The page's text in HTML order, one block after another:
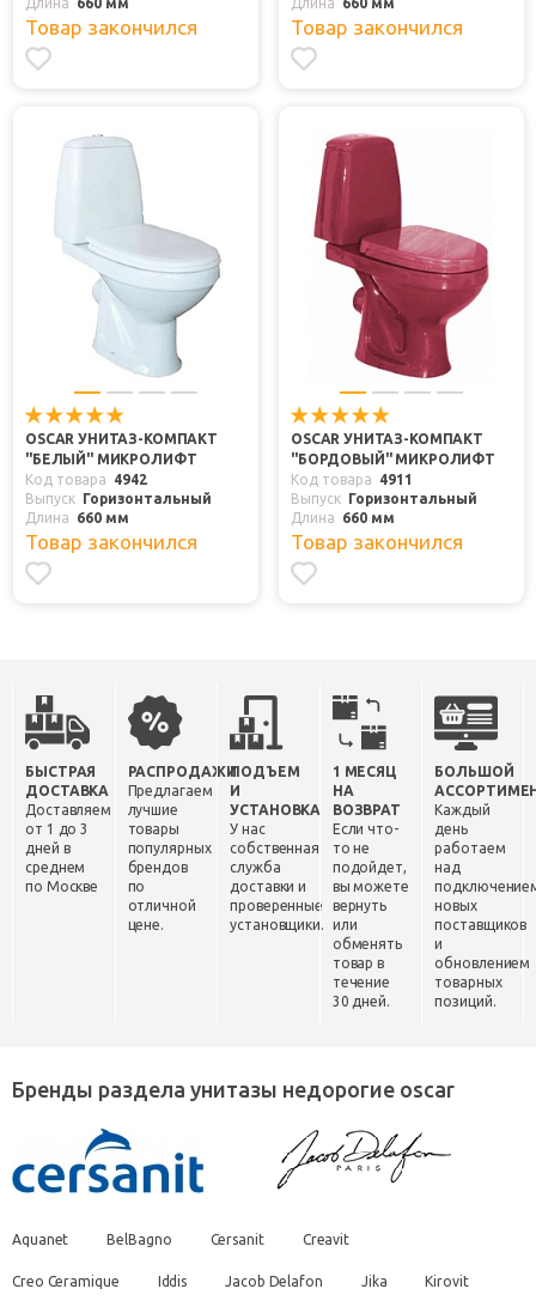
Товар закончился Товар закончился
OSCAR УНИТАЗ-КОМПАКТ
"БЕЛЫЙ" МИКРОЛИФТ
Код товара
4942
Выпуск Горизонтальный
Длина
660 мм
Товар закончился
OSCAR УНИТАЗ-КОМПАКТ
"БОРДОВЫЙ" МИКРОЛИФТ
Код товара
4911
Выпуск Горизонтальный
Длина
660 мм
Товар закончился
БЫСТРАЯ
ДОСТАВКА
Доставляем
от 1 до 3
дней в
среднем
по Москве
РАСПРОДАЖИ
Предлагаем
лучшие
товары
популярных
брендов
по
отличной
цене.
ПОДЪЕМ
И
УСТАНОВКА
У нас
собственная
служба
доставки и
проверенные
установщики.
1 МЕСЯЦ
НА
ВОЗВРАТ
Если что-
то не
подойдет,
вы можете
вернуть
или
обменять
товар в
течение
30 дней.
БОЛЬШОЙ
Каждый
день
работаем
над
новых
поставщиков
и
обновлением
товарных
позиций.
Бренды раздела унитазы недорогие oscar
Aquanet BelBagno Cersanit Creavit
Creo Ceramique Iddis Jacob Delafon Jika Kirovit